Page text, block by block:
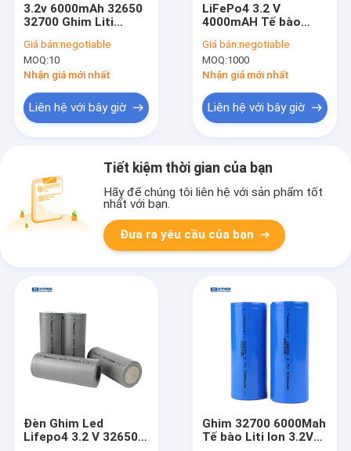
3.2v 6000mAh 32650
32700 Ghim Liti
Giá bán:negotiable
MOQ:10
Nhận giá mới nhất
Liên hệ với bây giờ
LiFePo4 3.2 V
4000mAH Tế bào
Dòng xả
Giá bán:negotiable
MOQ:1000
Nhận giá mới nhất
Liên hệ với bây giờ
Tiết kiệm thời gian của bạn
Hãy để chúng tôi liên hệ với sản phẩm tốt
nhất với bạn.
Đưa ra yêu cầu của bạn
Đèn Ghim Led
Lifepo4 3.2 V 32650
Ghim 32700 6000Mah
Tế bào Liti Ion 3.2V